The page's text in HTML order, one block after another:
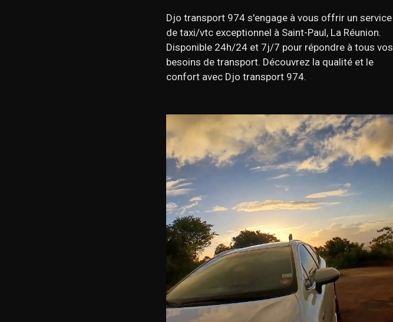
Djo transport 974 s'engage à vous offrir un service
de taxi/vtc exceptionnel à Saint-Paul, La Réunion.
Disponible 24h/24 et 7j/7 pour répondre à tous vos
besoins de transport. Découvrez la qualité et le
confort avec Djo transport 974.